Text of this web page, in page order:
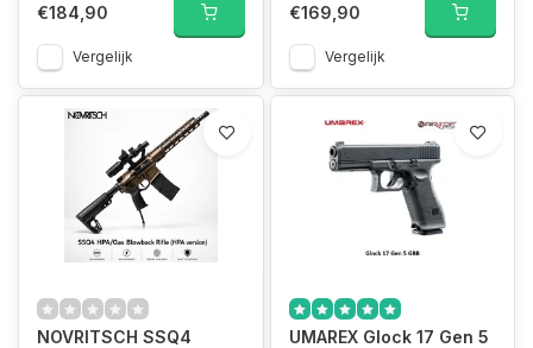
€184,90
Vergelijk
€169,90
Vergelijk
NOVRITSCH SSQ4
UMAREX Glock 17 Gen 5